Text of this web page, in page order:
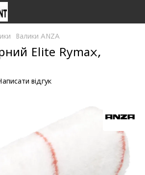
Валики ANZA
Elite Rymax,
відгук